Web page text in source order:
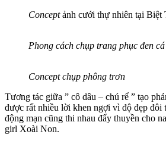
Conceptảnh cưới thự nhiên tại Biệt
Phong cách chụp trang phục đen
Concept chụp phông trơn
Tương tác giữa ” cô dâu – chú rể ” tạo
được rất nhiều lời khen ngợi vì độ đẹp đôi
động mạn cũng thi nhau đẩy thuyền cho
girl Xoài Non.